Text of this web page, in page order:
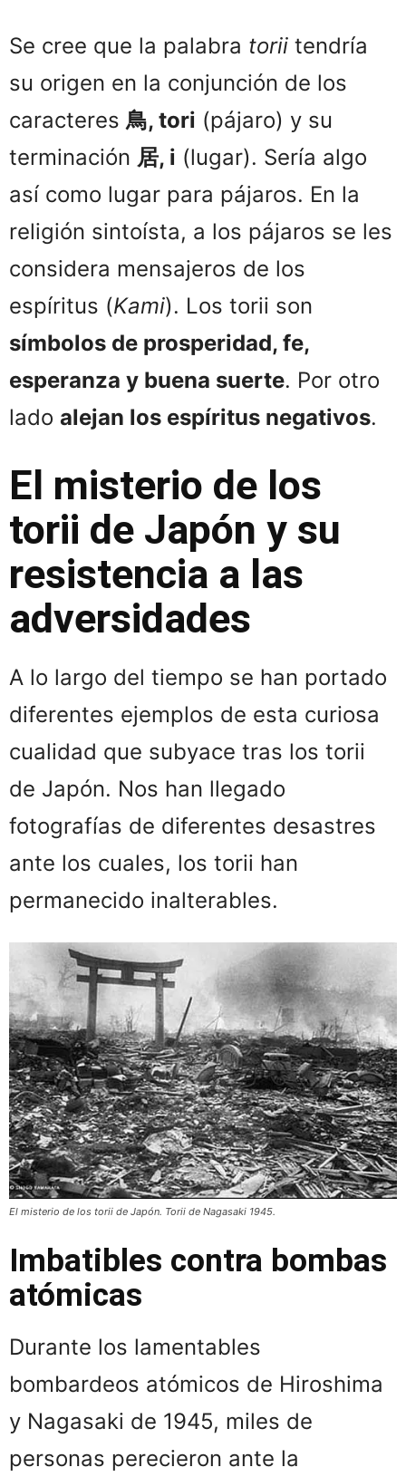
Se cree que la palabra torii tendría
su origen en la conjunción de los
caracteres 鳥, tori (pájaro) y su
terminación 居, i (lugar). Sería algo
así como lugar para pájaros. En la
religión sintoísta, a los pájaros se les
considera mensajeros de los
espíritus (Kami). Los torii son
símbolos de prosperidad, fe,
esperanza y buena suerte. Por otro
lado alejan los espíritus negativos.
El misterio de los
torii de Japón y su
resistencia a las
adversidades
A lo largo del tiempo se han portado
diferentes ejemplos de esta curiosa
cualidad que subyace tras los torii
de Japón. Nos han llegado
fotografías de diferentes desastres
ante los cuales, los torii han
permanecido inalterables.
El misterio de los torii de Japón. Torii de Nagasaki 1945.
Imbatibles contra bombas
atómicas
Durante los lamentables
bombardeos atómicos de Hiroshima
y Nagasaki de 1945, miles de
personas perecieron ante la